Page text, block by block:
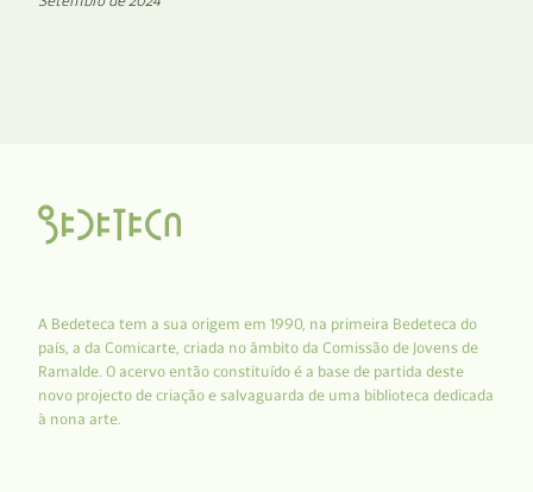
A Bedeteca tem a sua origem em 1990, na primeira Bedeteca do
país, a da Comicarte, criada no âmbito da Comissão de Jovens de
Ramalde. O acervo então constituído é a base de partida deste
novo projecto de criação e salvaguarda de uma biblioteca dedicada
à nona arte.